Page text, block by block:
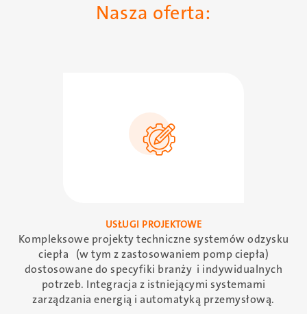
Nasza oferta:
SVG
USŁUGI PROJEKTOWE
Kompleksowe projekty techniczne systemów odzysku
ciepła (w tym z zastosowaniem pomp ciepła)
dostosowane do specyfiki branży i indywidualnych
potrzeb. Integracja z istniejącymi systemami
zarządzania energią i automatyką przemysłową.